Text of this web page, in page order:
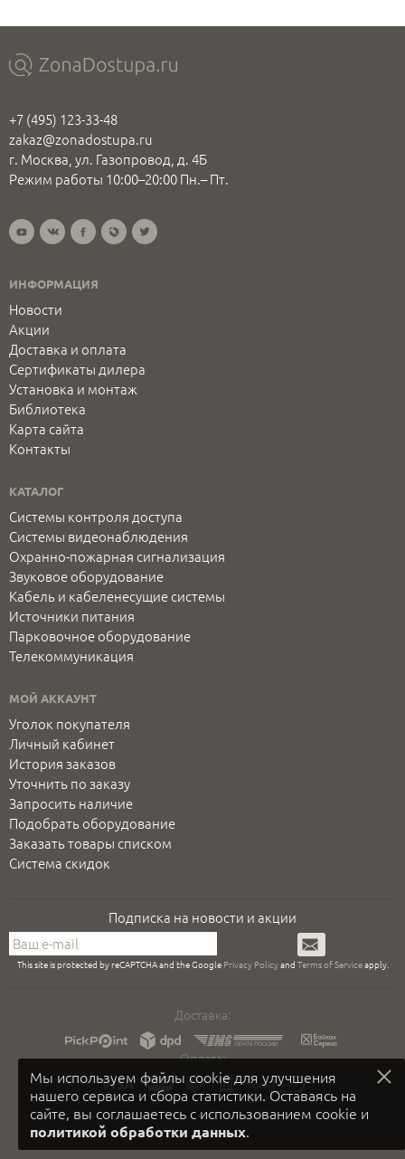
Мы используем файлы cookie для улучшения
нашего сервиса и сбора статистики. Оставаясь на
сайте, вы соглашаетесь с использованием cookie и
политикой обработки данных.
+7 (495) 123-33-48
zakaz@zonadostupa.ru
г. Москва, ул. Газопровод, д. 4Б
Режим работы 10:00–20:00 Пн.– Пт.
ИНФОРМАЦИЯ
Новости
Акции
Доставка и оплата
Сертификаты дилера
Установка и монтаж
Библиотека
Карта сайта
Контакты
КАТАЛОГ
Системы контроля доступа
Системы видеонаблюдения
Охранно-пожарная сигнализация
Звуковое оборудование
Кабель и кабеленесущие системы
Источники питания
Парковочное оборудование
Телекоммуникация
МОЙ АККАУНТ
Уголок покупателя
Личный кабинет
История заказов
Уточнить по заказу
Запросить наличие
Подобрать оборудование
Заказать товары списком
Система скидок
Подписка на новости и акции
Подписаться
This site is protected by reCAPTCHA and the Google Privacy Policyand Terms of Serviceapply.
Доставка:
Оплата: